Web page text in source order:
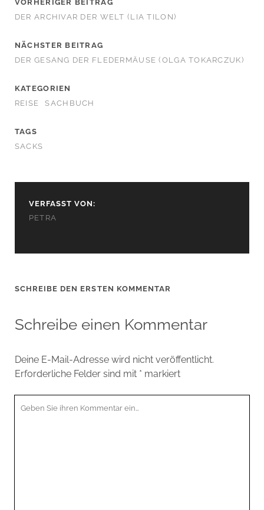
VORHERIGER BEITRAG
DER ARCHIVAR DER WELT (LIA TILON)
NÄCHSTER BEITRAG
DER GESANG DER FLEDERMÄUSE (OLGA TOKARCZUK)
KATEGORIEN
REISE
SACHBUCH
TAGS
SACKS
VERFASST VON:
PETRA
SCHREIBE DEN ERSTEN KOMMENTAR
Schreibe einen Kommentar
Deine E-Mail-Adresse wird nicht veröffentlicht.
Erforderliche Felder sind mit * markiert